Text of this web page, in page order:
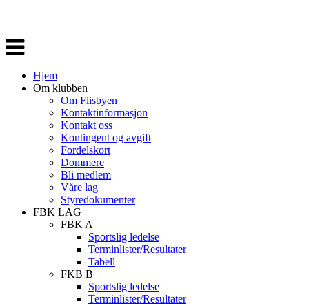
Veksle
navigasjon
Hjem
Om klubben
Om Flisbyen
Kontaktinformasjon
Kontakt oss
Kontingent og avgift
Fordelskort
Dommere
Bli medlem
Våre lag
Styredokumenter
FBK LAG
FBK A
Sportslig ledelse
Terminlister/Resultater
Tabell
FKB B
Sportslig ledelse
Terminlister/Resultater